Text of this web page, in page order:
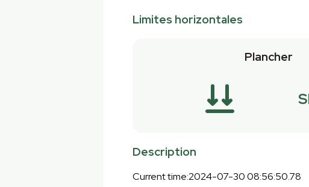
Limites horizontales
Plancher
Description
Current time:2024-07-30 08:56:50.78